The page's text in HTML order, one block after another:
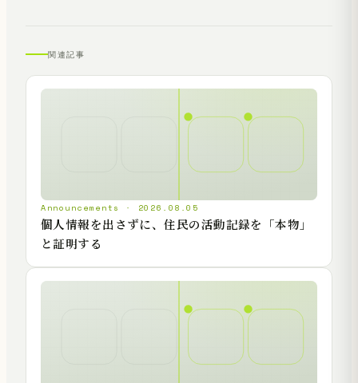
関連記事
Announcements · 2026.08.05
個人情報を出さずに、住民の活動記録を「本物」
と証明する